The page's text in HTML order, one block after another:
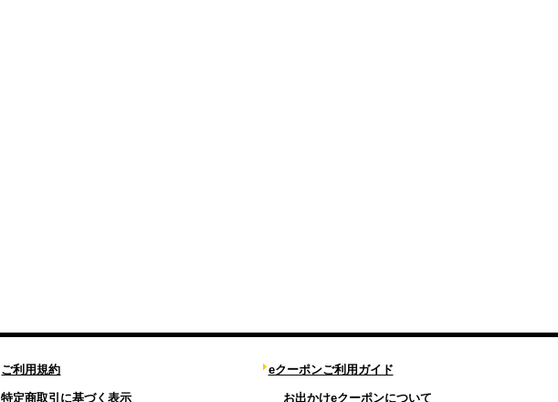
ご利用規約
特定商取引に基づく表示
eクーポンご利用ガイド
お出かけeクーポンについて